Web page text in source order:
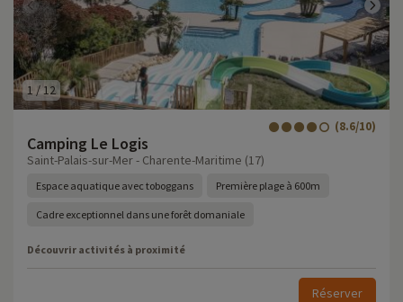
1 /12
Camping Le Logis
(8.6/10)
Saint-Palais-sur-Mer - Charente-Maritime (17)
Espace aquatique avec toboggans Première plage à 600m
Cadre exceptionnel dans une forêt domaniale
Découvrir activités à proximité
Réserver